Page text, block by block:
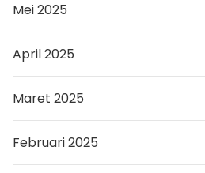
Mei 2025
April 2025
Maret 2025
Februari 2025